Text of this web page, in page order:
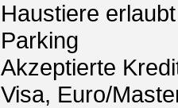
Haustiere erlaubt
Parking
Akzeptierte
Visa, Euro/